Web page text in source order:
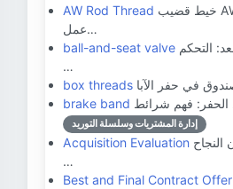
AW Rod Thread
عمل…
ball-and-seat valve
…
box threads
brake band
إدارة المشتريات وسلسلة التوريد
Acquisition Evaluation
…
Best and Final Contract Offer